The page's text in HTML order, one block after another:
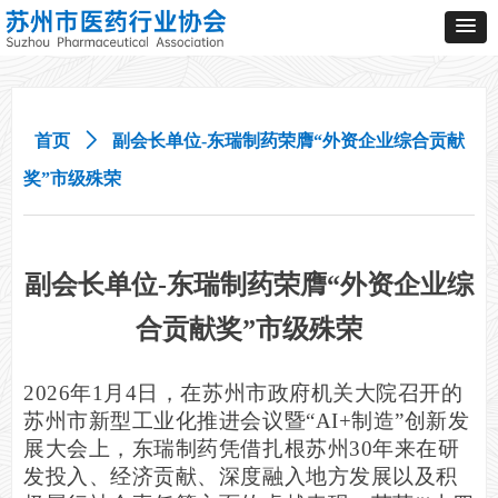
副会长单位-东瑞制药荣膺“外资企业综
合贡献奖”市级殊荣
2026年1 月 4日，在苏州市政府机关大院召开的
苏州市新型工业化推进会议暨“AI+制造”创新发
展大会上，东瑞制药凭借扎根苏州 30年来在研
发投入、经济贡献、深度融入地方发展以及积
首页 ꄲ
副会长单位-东瑞制药荣膺“外资企业综合贡献
奖”市级殊荣